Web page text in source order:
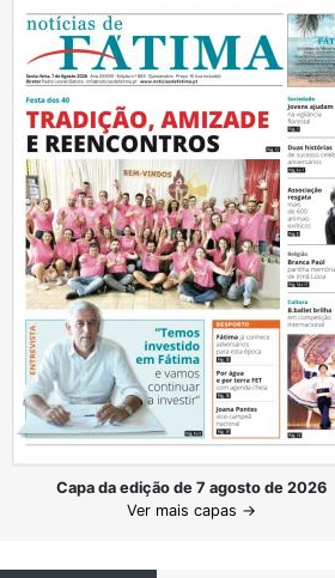
Capa da edição de 7 agosto de 2026
Ver mais capas →